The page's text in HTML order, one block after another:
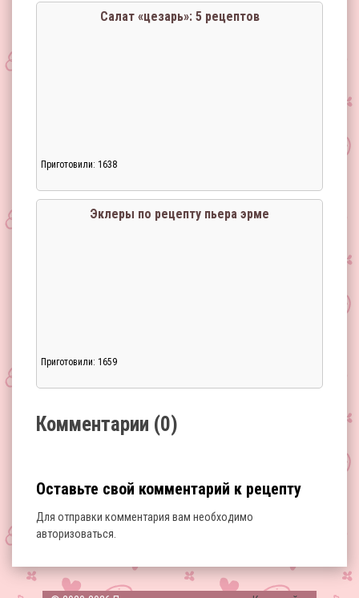
Загрузка...
Салат «цезарь»: 5 рецептов
Приготовили: 1638
Эклеры по рецепту пьера эрме
Приготовили: 1659
Комментарии (0)
Оставьте свой комментарий к рецепту
Для отправки комментария вам необходимо
авторизоваться